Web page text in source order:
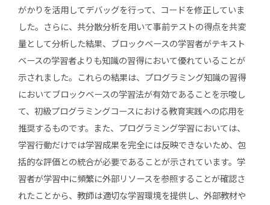
がかりを活用してデバッグを行って、コードを修正していま
した。さらに、共分散分析を用いて事前テストの得点を共変
量として分析した結果、ブロックベースの学習者がテキスト
ベースの学習者よりも知識の習得において優れていることが
示されました。これらの結果は、プログラミング知識の習得
においてブロックベースの学習法が有効であることを示唆し
て、初級プログラミングコースにおける教育実践への応用を
推奨するものです。また、プログラミング学習においては、
学習行動だけでは学習成果を完全には反映できないため、包
括的な評価との統合が必要であることが示されています。学
習者が学習中に頻繁に外部リソースを参照することが確認さ
れたことから、教師は適切な学習環境を提供し、外部教材や